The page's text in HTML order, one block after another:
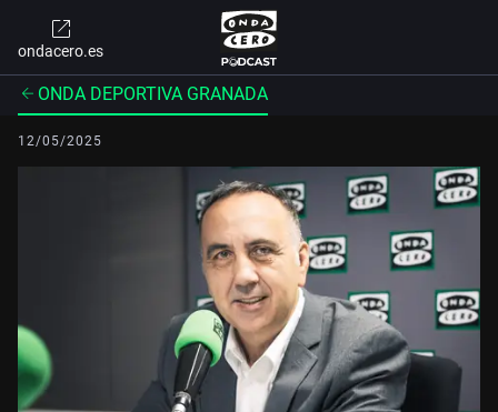
ondacero.es
ONDA DEPORTIVA GRANADA
12/05/2025